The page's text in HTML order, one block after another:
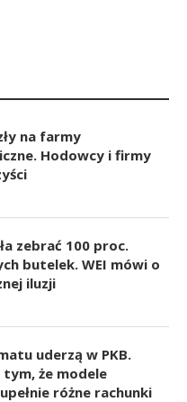
na farmy
Hodowcy i firmy
zebrać 100 proc.
butelek. WEI mówi o
iluzji
uderzą w PKB.
że modele
różne rachunki